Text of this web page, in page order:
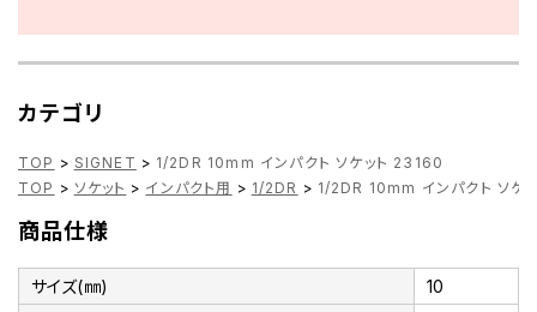
カテゴリ
TOP > SIGNET > 1/2DR 10mm インパクト ソケット 23160
TOP > ソケット > インパクト用 > 1/2DR > 1/2DR 10mm インパクト ソケ
商品仕様
サイズ(㎜) 10